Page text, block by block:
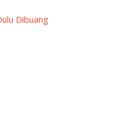
Dibuang